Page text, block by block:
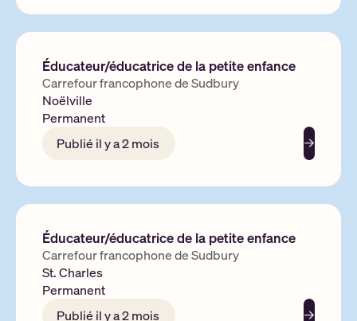
Éducateur/éducatrice de la petite enfance
Carrefour francophone de Sudbury
Noëlville
Permanent
Publié il y a 2 mois
En
Éducateur/éducatrice de la petite enfance
Carrefour francophone de Sudbury
St. Charles
Permanent
Publié il y a 2 mois